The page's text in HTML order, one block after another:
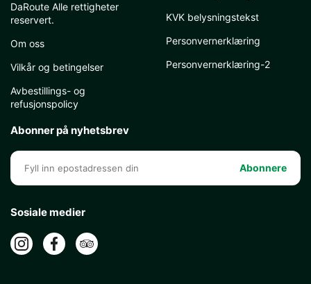
DaRoute Alle rettigheter
reservert.
Om oss
Vilkår og betingelser
Avbestillings- og
refusjonspolicy
KVK belysningstekst
Personvernerklæring
Personvernerklæring-2
Abonner på nyhetsbrev
Abonnere
Sosiale medier